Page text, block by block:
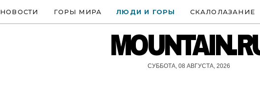
НОВОСТИ ГОРЫ МИРА ЛЮДИ И ГОРЫ СКАЛОЛАЗАНИЕ
СУББОТА, 08 АВГУСТА, 2026